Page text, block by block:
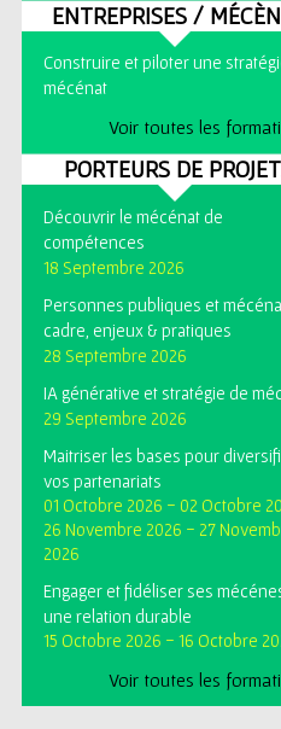
ENTREPRISES /
Construire et piloter une
mécénat
Voir toutes les
PORTEURS DE
Découvrir le mécénat de
compétences
18 Septembre 2026
Personnes publiques et
cadre, enjeux & pratiques
28 Septembre 2026
IA générative et stratégie de
29 Septembre 2026
Maitriser les bases pour
vos partenariats
01 Octobre 2026 - 02 Octobre
26 Novembre 2026 - 27
2026
Engager et fidéliser ses
une relation durable
15 Octobre 2026 - 16 Octobre
Voir toutes les